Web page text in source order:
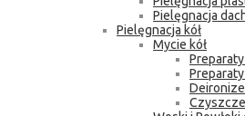
Pielęgnacja
Pielęgnacja kół
Mycie kół